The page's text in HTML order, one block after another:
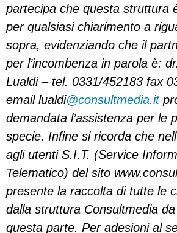
partecipa che questa struttura
per qualsiasi chiarimento a
sopra, evidenziando che il
per l’incombenza in parola è:
Lualdi – tel. 0331/452183 fax
email lualdi@consultmedia.it
demandata l’assistenza per le
specie. Infine si ricorda che
agli utenti S.I.T. (Service
Telematico) del sito
presente la raccolta di tutte le
dalla struttura Consultmedia
questa parte. Per adesioni al